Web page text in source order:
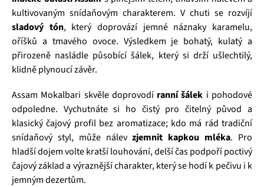
kultivovaným snídaňovým charakterem. V chuti se rozvíjí
sladový tón, který doprovází jemné náznaky karamelu,
oříšků a tmavého ovoce. Výsledkem je bohatý, kulatý a
přirozeně nasládle působící šálek, který si drží ušlechtilý,
klidně plynoucí závěr.
Assam Mokalbari skvěle doprovodí ranní šálek i pohodové
odpoledne. Vychutnáte si ho čistý pro čitelný původ a
klasický čajový profil bez aromatizace; kdo má rád tradiční
snídaňový styl, může nálevzjemnit kapkou mléka. Pro
hladší dojem volte kratší louhování, delší čas podpoří poctivý
čajový základ a výraznější charakter, který se hodí k pečivu i k
jemným dezertům.